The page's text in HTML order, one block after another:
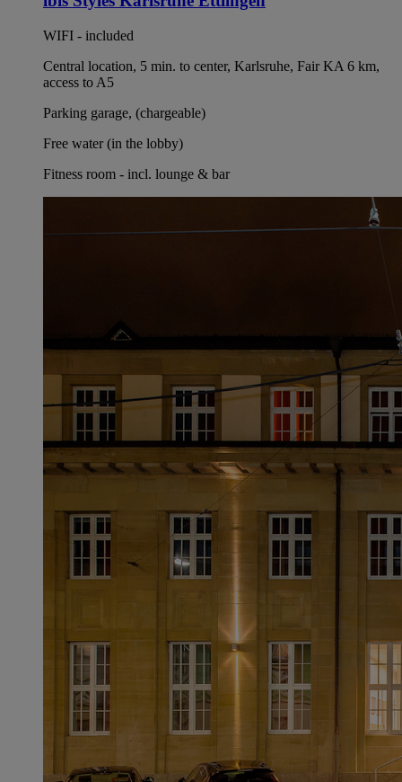
WIFI - included
Central location, 5 min. to center, Karlsruhe, Fair KA 6 km,
access to A5
Parking garage, (chargeable)
Free water (in the lobby)
Fitness room - incl. lounge & bar